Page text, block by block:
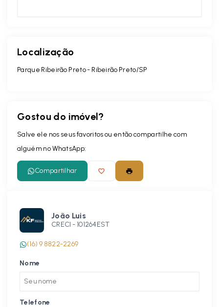
Localização
Parque Ribeirão Preto - Ribeirão Preto/SP
Gostou do imóvel?
Salve ele nos seus favoritos ou então compartilhe com
alguém no WhatsApp:
Compartilhar
João Luis
CRECI - 101264EST
(16) 9 8822-2269
Nome
Telefone